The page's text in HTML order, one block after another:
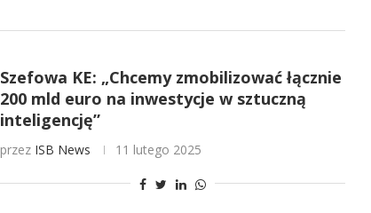
Szefowa KE: „Chcemy zmobilizować łącznie
200 mld euro na inwestycje w sztuczną
inteligencję”
przez ISB News 11 lutego 2025